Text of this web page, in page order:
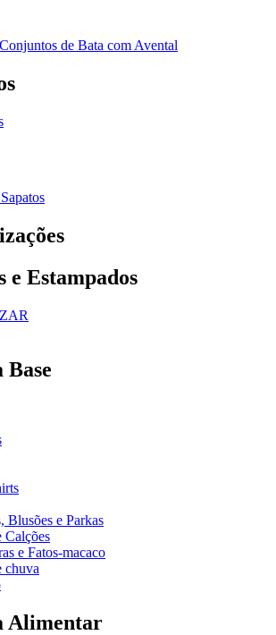
de Bata com Avental
e Estampados
Blusões e Parkas
Calções
e Fatos-macaco
chuva
Alimentar